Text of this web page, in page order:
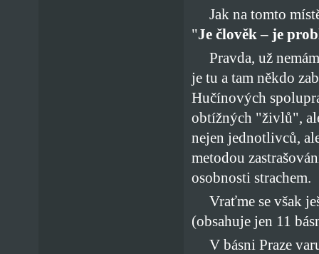
Jak na tomto
"Je člověk – je
Pravda, už
je tu a tam někdo
Hučínových
obtížných "živlů",
nejen jednotlivců,
metodou
osobnosti strachem.
Vraťme se však
(obsahuje jen 11
V básni Praze